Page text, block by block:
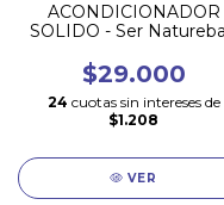
ACONDICIONADOR
SOLIDO - Ser
$29.000
24 cuotas sin intereses de
$1.208
VER